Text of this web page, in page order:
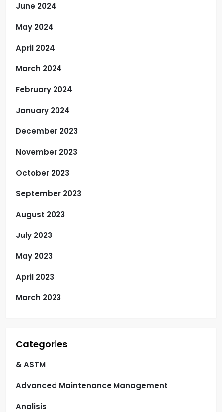
June 2024
May 2024
April 2024
March 2024
February 2024
January 2024
December 2023
November 2023
October 2023
September 2023
August 2023
July 2023
May 2023
April 2023
March 2023
Categories
& ASTM
Advanced Maintenance Management
Analisis